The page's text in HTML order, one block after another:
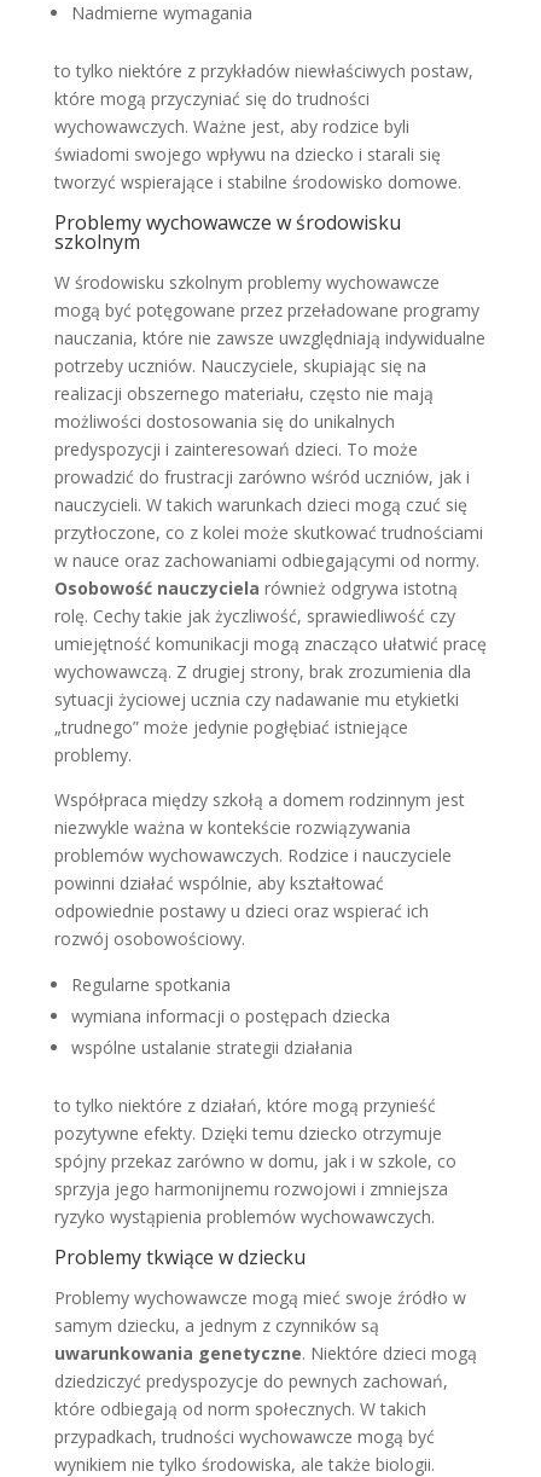
Nadmierne wymagania
to tylko niektóre z przykładów niewłaściwych postaw,
które mogą przyczyniać się do trudności
wychowawczych. Ważne jest, aby rodzice byli
świadomi swojego wpływu na dziecko i starali się
tworzyć wspierające i stabilne środowisko domowe.
Problemy wychowawcze w środowisku
szkolnym
W środowisku szkolnym problemy wychowawcze
mogą być potęgowane przez przeładowane programy
nauczania, które nie zawsze uwzględniają indywidualne
potrzeby uczniów. Nauczyciele, skupiając się na
realizacji obszernego materiału, często nie mają
możliwości dostosowania się do unikalnych
predyspozycji i zainteresowań dzieci. To może
prowadzić do frustracji zarówno wśród uczniów, jak i
nauczycieli. W takich warunkach dzieci mogą czuć się
przytłoczone, co z kolei może skutkować trudnościami
w nauce oraz zachowaniami odbiegającymi od normy.
Osobowość nauczyciela również odgrywa istotną
rolę. Cechy takie jak życzliwość, sprawiedliwość czy
umiejętność komunikacji mogą znacząco ułatwić pracę
wychowawczą. Z drugiej strony, brak zrozumienia dla
sytuacji życiowej ucznia czy nadawanie mu etykietki
„trudnego” może jedynie pogłębiać istniejące
problemy.
Współpraca między szkołą a domem rodzinnym jest
niezwykle ważna w kontekście rozwiązywania
problemów wychowawczych. Rodzice i nauczyciele
powinni działać wspólnie, aby kształtować
odpowiednie postawy u dzieci oraz wspierać ich
rozwój osobowościowy.
Regularne spotkania
wymiana informacji o postępach dziecka
wspólne ustalanie strategii działania
to tylko niektóre z działań, które mogą przynieść
pozytywne efekty. Dzięki temu dziecko otrzymuje
spójny przekaz zarówno w domu, jak i w szkole, co
sprzyja jego harmonijnemu rozwojowi i zmniejsza
ryzyko wystąpienia problemów wychowawczych.
Problemy tkwiące w dziecku
Problemy wychowawcze mogą mieć swoje źródło w
samym dziecku, a jednym z czynników są
uwarunkowania genetyczne. Niektóre dzieci mogą
dziedziczyć predyspozycje do pewnych zachowań,
które odbiegają od norm społecznych. W takich
przypadkach, trudności wychowawcze mogą być
wynikiem nie tylko środowiska, ale także biologii.